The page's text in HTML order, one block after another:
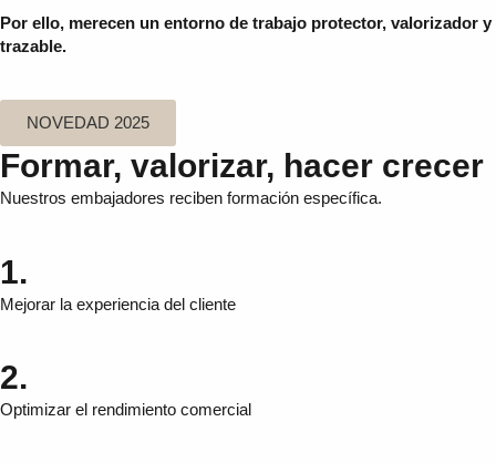
Por ello, merecen un entorno de trabajo protector, valorizador y
trazable.
NOVEDAD 2025
Formar, valorizar, hacer crecer
Nuestros embajadores reciben formación específica.
1.
Mejorar la experiencia del cliente
2.
Optimizar el rendimiento comercial